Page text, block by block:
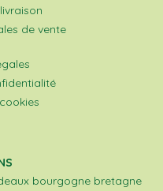
de vente
bourgogne bretagne